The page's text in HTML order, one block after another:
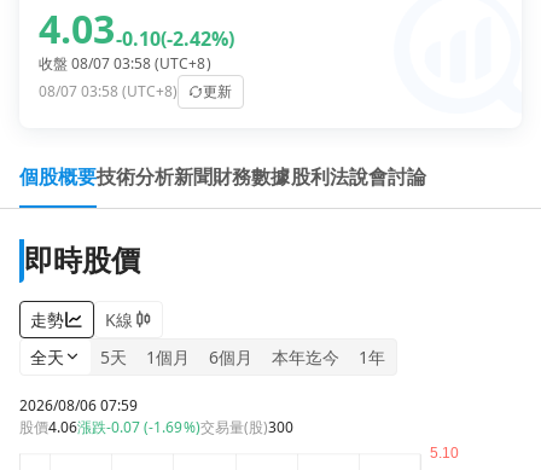
4.03-0.10(-2.42%)
收盤 08/07 03:58 (UTC+8)
08/07 03:58 (UTC+8)
更新
個股概要技術分析新聞財務數據股利法說會討論
即時股價
走勢
K線
全天
5天 1個月 6個月 本年迄今 1年
2026/08/06 07:59
股價4.06漲跌-0.07 (-1.69%)交易量(股)300